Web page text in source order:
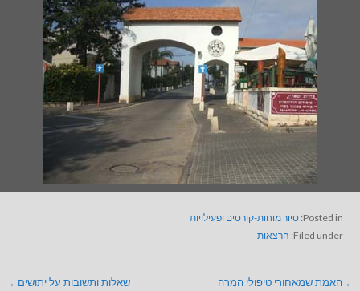
Posted in: סיור מוחות-קורסים ופעילויות
Filed under: הרצאות
← האמת שמאחורי טיפולי המרה שאלות ותשובות על יתושים →